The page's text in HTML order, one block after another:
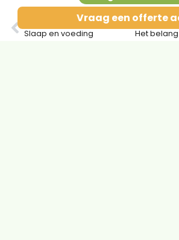
Vraag een offerte
Slaap en voeding